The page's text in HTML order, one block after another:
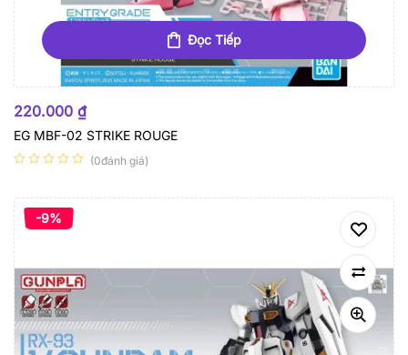
Đọc Tiếp
220.000 ₫
EG MBF-02 STRIKE ROUGE
(0đánh giá)
-9%